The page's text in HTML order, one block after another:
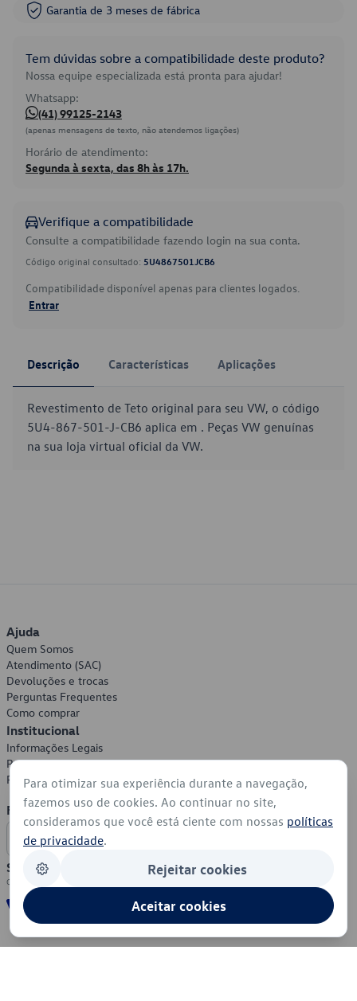
Garantia de 3 meses de fábrica
Tem dúvidas sobre a compatibilidade deste produto?
Nossa equipe especializada está pronta para ajudar!
Whatsapp:
(41) 99125-2143
(apenas mensagens de texto, não atendemos ligações)
Horário de atendimento:
Segunda à sexta, das 8h às 17h.
Verifique a compatibilidade
Consulte a compatibilidade fazendo login na sua conta.
Código original consultado: 5U4867501JCB6
Compatibilidade disponível apenas para clientes logados.
Entrar
Descrição Características Aplicações
Revestimento de Teto original para seu VW, o código
5U4-867-501-J-CB6 aplica em . Peças VW genuínas
na sua loja virtual oficial da VW.
Ajuda
Quem Somos
Atendimento (SAC)
Devoluções e trocas
Perguntas Frequentes
Como comprar
Institucional
Informações Legais
Política de Privacidade
Política de Cookies
Formas de Pagamento
Segurança
Para otimizar sua experiência durante a navegação,
fazemos uso de cookies. Ao continuar no site,
consideramos que você está ciente com nossas políticas
de privacidade.
Rejeitar cookies
Aceitar cookies